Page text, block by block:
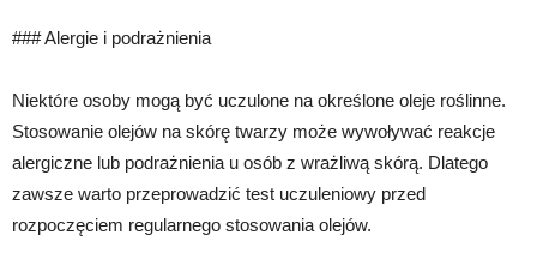
### Alergie i podrażnienia
Niektóre osoby mogą być uczulone na określone oleje roślinne.
Stosowanie olejów na skórę twarzy może wywoływać reakcje
alergiczne lub podrażnienia u osób z wrażliwą skórą. Dlatego
zawsze warto przeprowadzić test uczuleniowy przed
rozpoczęciem regularnego stosowania olejów.